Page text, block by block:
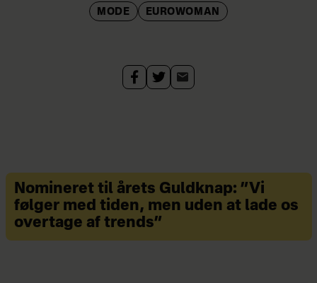
MODE EUROWOMAN
Nomineret til årets Guldknap: ”Vi
følger med tiden, men uden at lade os
overtage af trends”